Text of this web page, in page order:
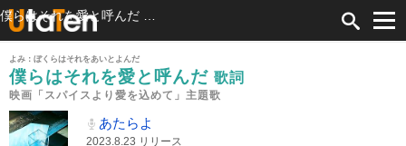
よみ：ぼくらはそれをあいとよんだ
僕らはそれを愛と呼んだ 歌詞
映画「スパイスより愛を込めて」主題歌
あたらよ
2023.8.23 リリース